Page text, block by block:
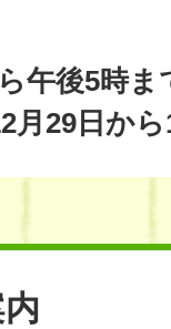
午後5時ま
月29日か